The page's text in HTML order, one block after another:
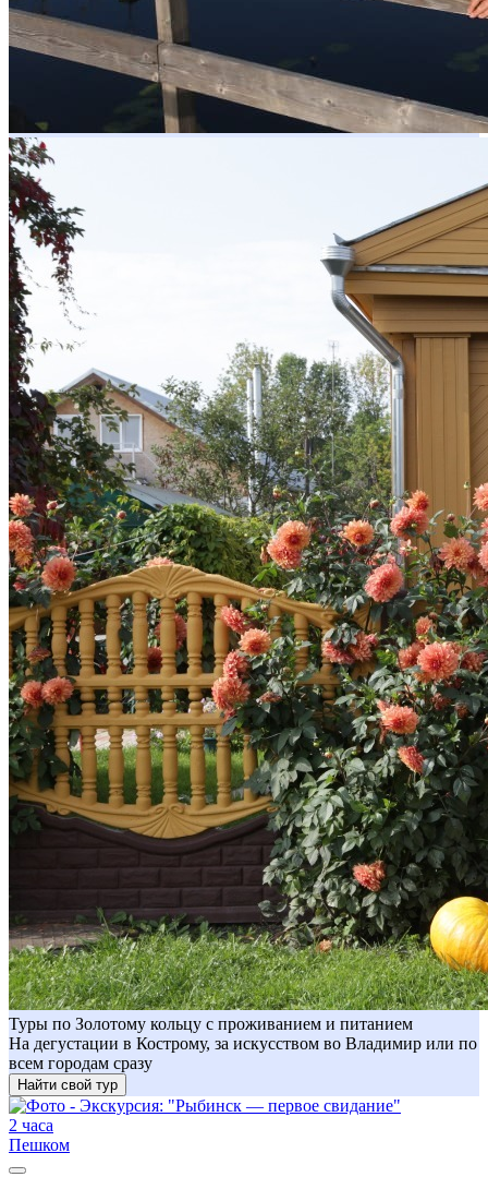
Туры по Золотому кольцу с проживанием и питанием
На дегустации в Кострому, за искусством во Владимир или по
всем городам сразу
Найти свой тур
2 часа
Пешком